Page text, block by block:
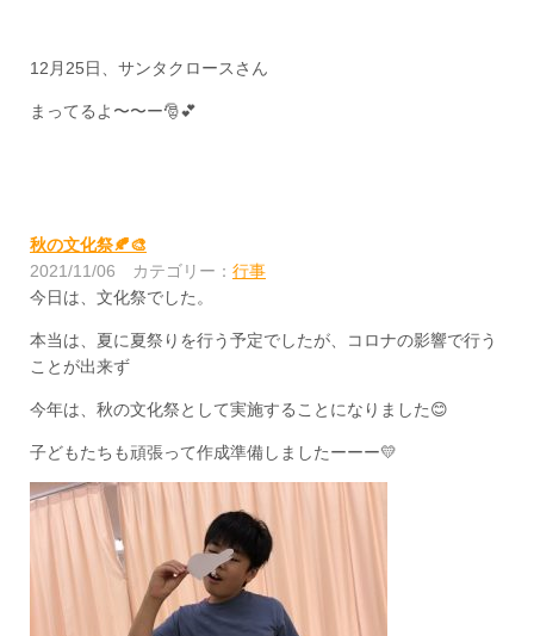
12月25日、サンタクロースさん
まってるよ〜〜ー🎅💕
秋の文化祭🍂🎨
2021/11/06
カテゴリー： 行事
今日は、文化祭でした。
本当は、夏に夏祭りを行う予定でしたが、コロナの影響で行う
ことが出来ず
今年は、秋の文化祭として実施することになりました😊
子どもたちも頑張って作成準備しましたーーー💛